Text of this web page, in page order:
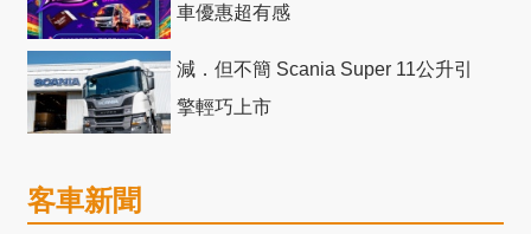
車優惠超有感
減．但不簡 Scania Super 11公升引
擎輕巧上市
客車新聞